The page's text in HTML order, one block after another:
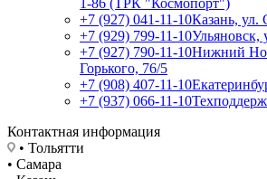
1-86 (ТРК "Космопорт")
+7 (927) 041-11-10Казань, ул.
+7 (929) 799-11-10Ульяновск,
+7 (927) 790-11-10Нижний
Горького, 76/5
+7 (908) 407-11-10
+7 (937) 066-11-10
Контактная информация
• Тольятти
• Самара